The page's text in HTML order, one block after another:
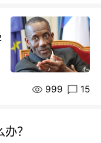
999 15
？